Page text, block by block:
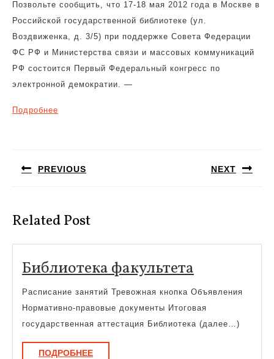
Позвольте сообщить, что 17-18 мая 2012 года в Москве в
Российской государственной библиотеке (ул.
Воздвиженка, д. 3/5) при поддержке Совета Федерации
ФС РФ и Министерства связи и массовых коммуникаций
РФ состоится Первый Федеральный конгресс по
электронной демократии. —
Подробнее
записям
PREVIOUS NEXT
Related Post
Библиотека факультета
Расписание занятий Тревожная кнопка Объявления
Нормативно-правовые документы Итоговая
государственная аттестация Библиотека (далее…)
ПОДРОБНЕЕПОДРОБНЕЕ